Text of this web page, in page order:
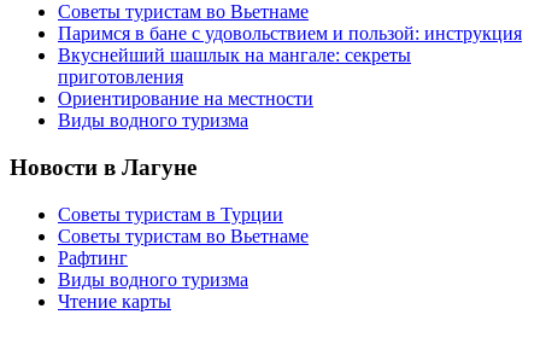
Советы туристам во Вьетнаме
Паримся в бане с удовольствием и пользой: инструкция
Вкуснейший шашлык на мангале: секреты
приготовления
Ориентирование на местности
Виды водного туризма
Новости в Лагуне
Советы туристам в Турции
Советы туристам во Вьетнаме
Рафтинг
Виды водного туризма
Чтение карты